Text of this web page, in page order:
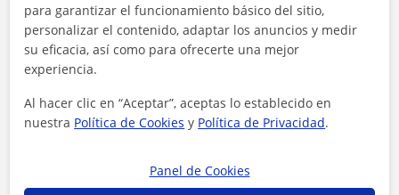
Al hacer clic, aceptas nuestro aviso legaly de
para garantizar el funcionamiento básico del sitio,
personalizar el contenido, adaptar los anuncios y medir
su eficacia, así como para ofrecerte una mejor
experiencia.
Al hacer clic en “Aceptar”, aceptas lo establecido en
nuestra Política de Cookies y Política de Privacidad.
Panel de Cookies